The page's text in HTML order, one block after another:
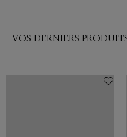
VOS DERNIERS